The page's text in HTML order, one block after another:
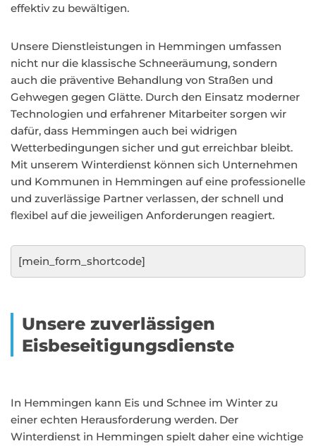
effektiv zu bewältigen.
Unsere Dienstleistungen in Hemmingen umfassen
nicht nur die klassische Schneeräumung, sondern
auch die präventive Behandlung von Straßen und
Gehwegen gegen Glätte. Durch den Einsatz moderner
Technologien und erfahrener Mitarbeiter sorgen wir
dafür, dass Hemmingen auch bei widrigen
Wetterbedingungen sicher und gut erreichbar bleibt.
Mit unserem Winterdienst können sich Unternehmen
und Kommunen in Hemmingen auf eine professionelle
und zuverlässige Partner verlassen, der schnell und
flexibel auf die jeweiligen Anforderungen reagiert.
[mein_form_shortcode]
Unsere zuverlässigen
Eisbeseitigungsdienste
In Hemmingen kann Eis und Schnee im Winter zu
einer echten Herausforderung werden. Der
Winterdienst in Hemmingen spielt daher eine wichtige